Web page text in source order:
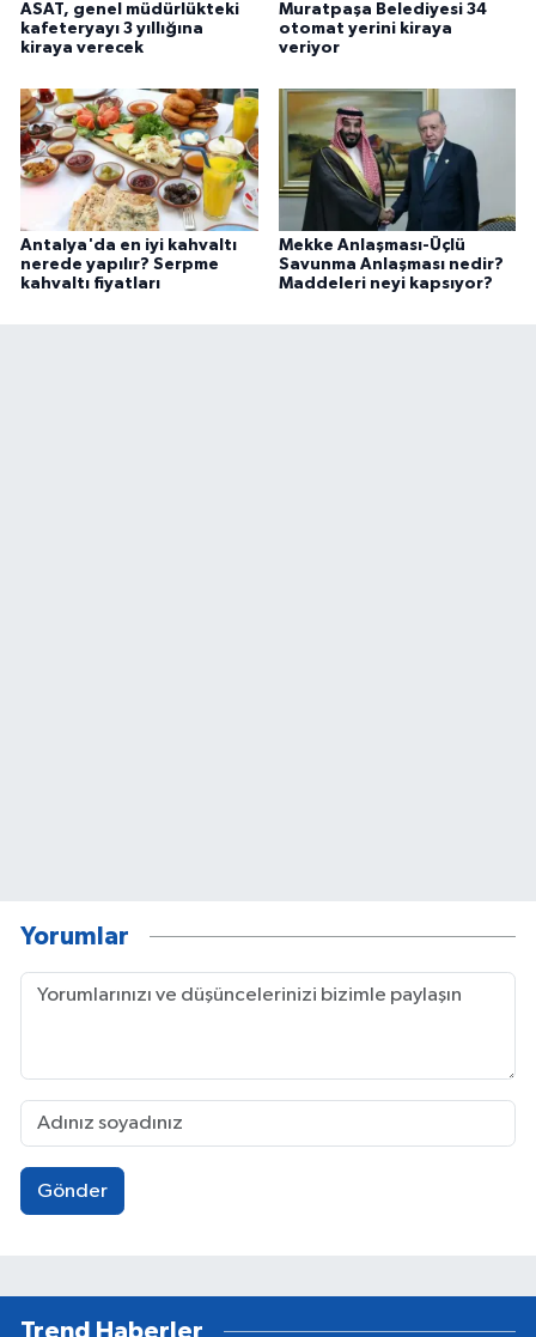
ASAT, genel müdürlükteki
kafeteryayı 3 yıllığına
kiraya verecek
Muratpaşa Belediyesi 34
otomat yerini kiraya
veriyor
Antalya'da en iyi kahvaltı
nerede yapılır? Serpme
kahvaltı fiyatları
Mekke Anlaşması-Üçlü
Savunma Anlaşması nedir?
Maddeleri neyi kapsıyor?
Yorumlar
Gönder
Trend Haberler